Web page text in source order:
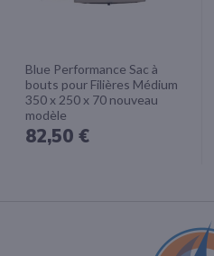
Blue Performance Sac à
bouts pour Filières Médium
350 x 250 x 70 nouveau
modèle
82,50 €